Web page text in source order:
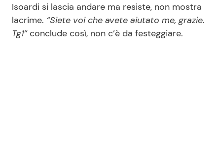
Isoardi si lascia andare ma resiste, non mostra
lacrime. “Siete voi che avete aiutato me, grazie.
Tg1” conclude così, non c’è da festeggiare.